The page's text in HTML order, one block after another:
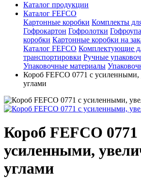
Каталог продукции
Каталог FEFCO
Картонные коробки Комплекты
Гофрокартон Гофролотки
коробки Картонные коробки на
Каталог FEFCO Комплектующие
транспортировки Ручные
Упаковочные материалы
Короб FEFCO 0771 с
углами
Короб FEFCO 0771
усиленными,
углами